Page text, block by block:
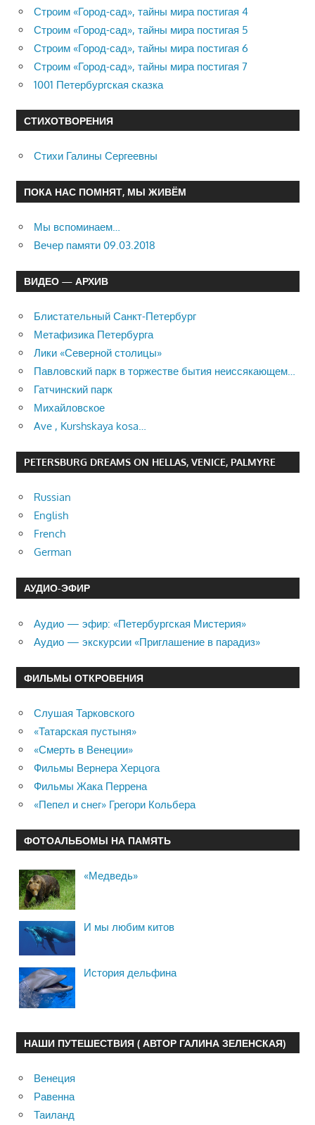
Строим «Город-сад», тайны мира постигая 4
Строим «Город-сад», тайны мира постигая 5
Строим «Город-сад», тайны мира постигая 6
Строим «Город-сад», тайны мира постигая 7
1001 Петербургская сказка
СТИХОТВОРЕНИЯ
Стихи Галины Сергеевны
ПОКА НАС ПОМНЯТ, МЫ ЖИВЁМ
Мы вспоминаем…
Вечер памяти 09.03.2018
ВИДЕО — АРХИВ
Блистательный Санкт-Петербург
Метафизика Петербурга
Лики «Северной столицы»
Павловский парк в торжестве бытия неиссякающем…
Гатчинский парк
Михайловское
Ave , Kurshskaya kosa…
PETERSBURG DREAMS ON HELLAS, VENICE, PALMYRE
Russian
English
French
German
АУДИО-ЭФИР
Аудио — эфир: «Петербургская Мистерия»
Аудио — экскурсии «Приглашение в парадиз»
ФИЛЬМЫ ОТКРОВЕНИЯ
Слушая Тарковского
«Татарская пустыня»
«Смерть в Венеции»
Фильмы Вернера Херцога
Фильмы Жака Перрена
«Пепел и снег» Грегори Кольбера
ФОТОАЛЬБОМЫ НА ПАМЯТЬ
«Медведь»
И мы любим китов
История дельфина
НАШИ ПУТЕШЕСТВИЯ ( АВТОР ГАЛИНА ЗЕЛЕНСКАЯ)
Венеция
Равенна
Таиланд